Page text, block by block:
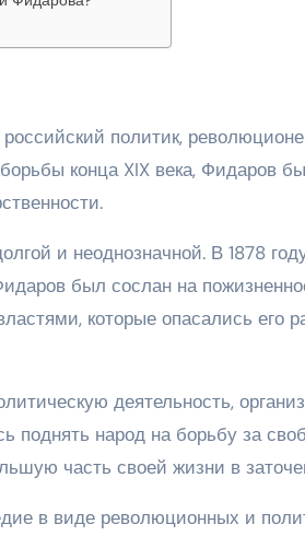
политик,
конца XIX века, Фидаров
и неоднозначной. В 1878
был сослан на
которые опасались его
деятельность,
поднять народ на борьбу за
часть своей жизни в
в виде революционных и